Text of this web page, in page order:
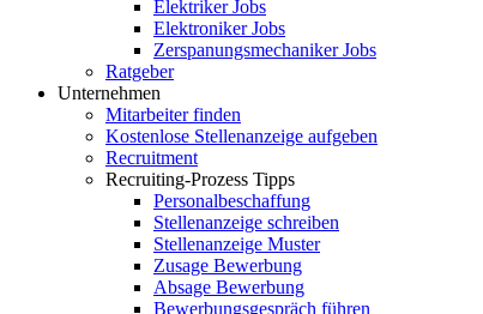
Elektriker Jobs
Elektroniker Jobs
Zerspanungsmechaniker Jobs
Ratgeber
Unternehmen
Mitarbeiter finden
Kostenlose Stellenanzeige aufgeben
Recruitment
Recruiting-Prozess Tipps
Personalbeschaffung
Stellenanzeige schreiben
Stellenanzeige Muster
Zusage Bewerbung
Absage Bewerbung
Bewerbungsgespräch führen